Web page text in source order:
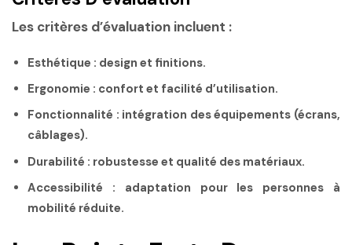
Les critères d’évaluation incluent :
Esthétique : design et finitions.
Ergonomie : confort et facilité d’utilisation.
Fonctionnalité : intégration des équipements (écrans,
câblages).
Durabilité : robustesse et qualité des matériaux.
Accessibilité : adaptation pour les personnes à
mobilité réduite.